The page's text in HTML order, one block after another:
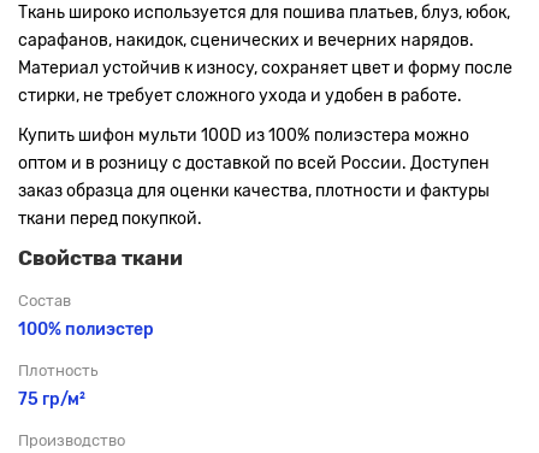
Ткань широко используется для пошива платьев, блуз, юбок,
сарафанов, накидок, сценических и вечерних нарядов.
Материал устойчив к износу, сохраняет цвет и форму после
стирки, не требует сложного ухода и удобен в работе.
Купить шифон мульти 100D из 100% полиэстера можно
оптом и в розницу с доставкой по всей России. Доступен
заказ образца для оценки качества, плотности и фактуры
ткани перед покупкой.
Свойства ткани
Состав
100% полиэстер
Плотность
75 гр/м²
Производство